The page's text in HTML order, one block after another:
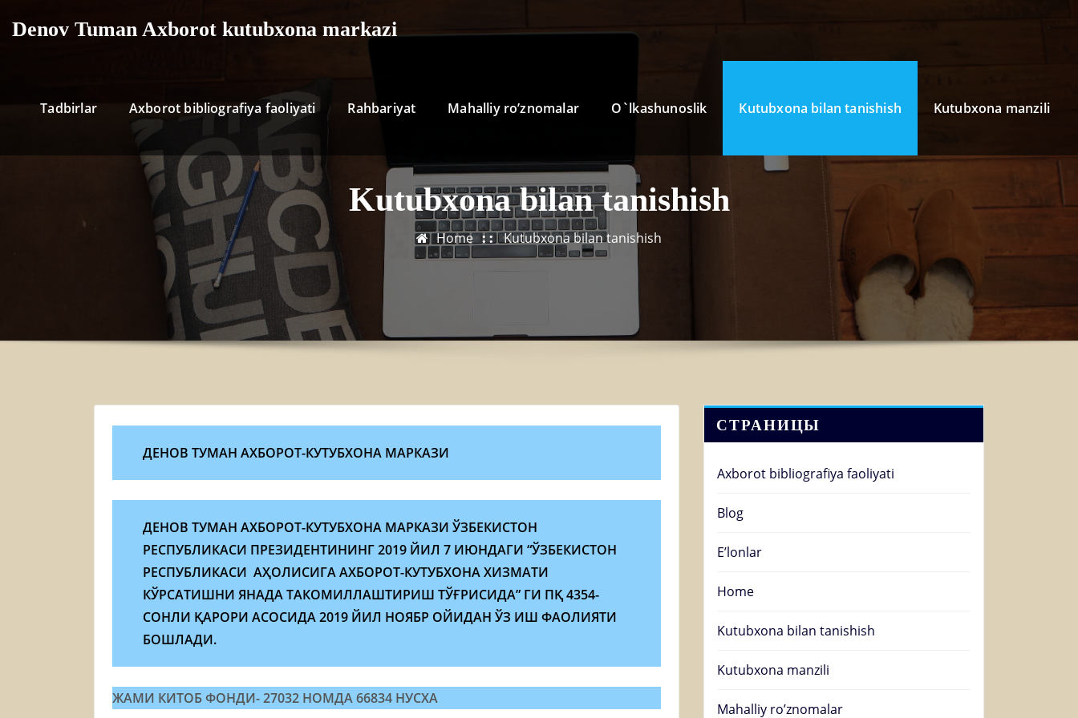
Denov Tuman Axborot kutubxona markazi
Tadbirlar Axborot bibliografiya faoliyati Rahbariyat Mahalliy ro’znomalar O`lkashunoslik Kutubxona bilan tanishish Kutubxona manzili
Kutubxona bilan tanishish
Home Kutubxona bilan tanishish
ДЕНОВ ТУМАН АХБОРОТ-КУТУБХОНА МАРКАЗИ
ДЕНОВ ТУМАН АХБОРОТ-КУТУБХОНА МАРКАЗИ ЎЗБЕКИСТОН
РЕСПУБЛИКАСИ ПРЕЗИДЕНТИНИНГ 2019 ЙИЛ 7 ИЮНДАГИ “ЎЗБЕКИСТОН
РЕСПУБЛИКАСИ АҲОЛИСИГА АХБОРОТ-КУТУБХОНА ХИЗМАТИ
КЎРСАТИШНИ ЯНАДА ТАКОМИЛЛАШТИРИШ ТЎҒРИСИДА” ГИ ПҚ 4354-
СОНЛИ ҚАРОРИ АСОСИДА 2019 ЙИЛ НОЯБР ОЙИДАН ЎЗ ИШ ФАОЛИЯТИ
БОШЛАДИ.
ЖАМИ КИТОБ ФОНДИ- 27032 НОМДА 66834 НУСХА
СТРАНИЦЫ
Axborot bibliografiya faoliyati
Blog
E’lonlar
Home
Kutubxona bilan tanishish
Kutubxona manzili
Mahalliy ro’znomalar